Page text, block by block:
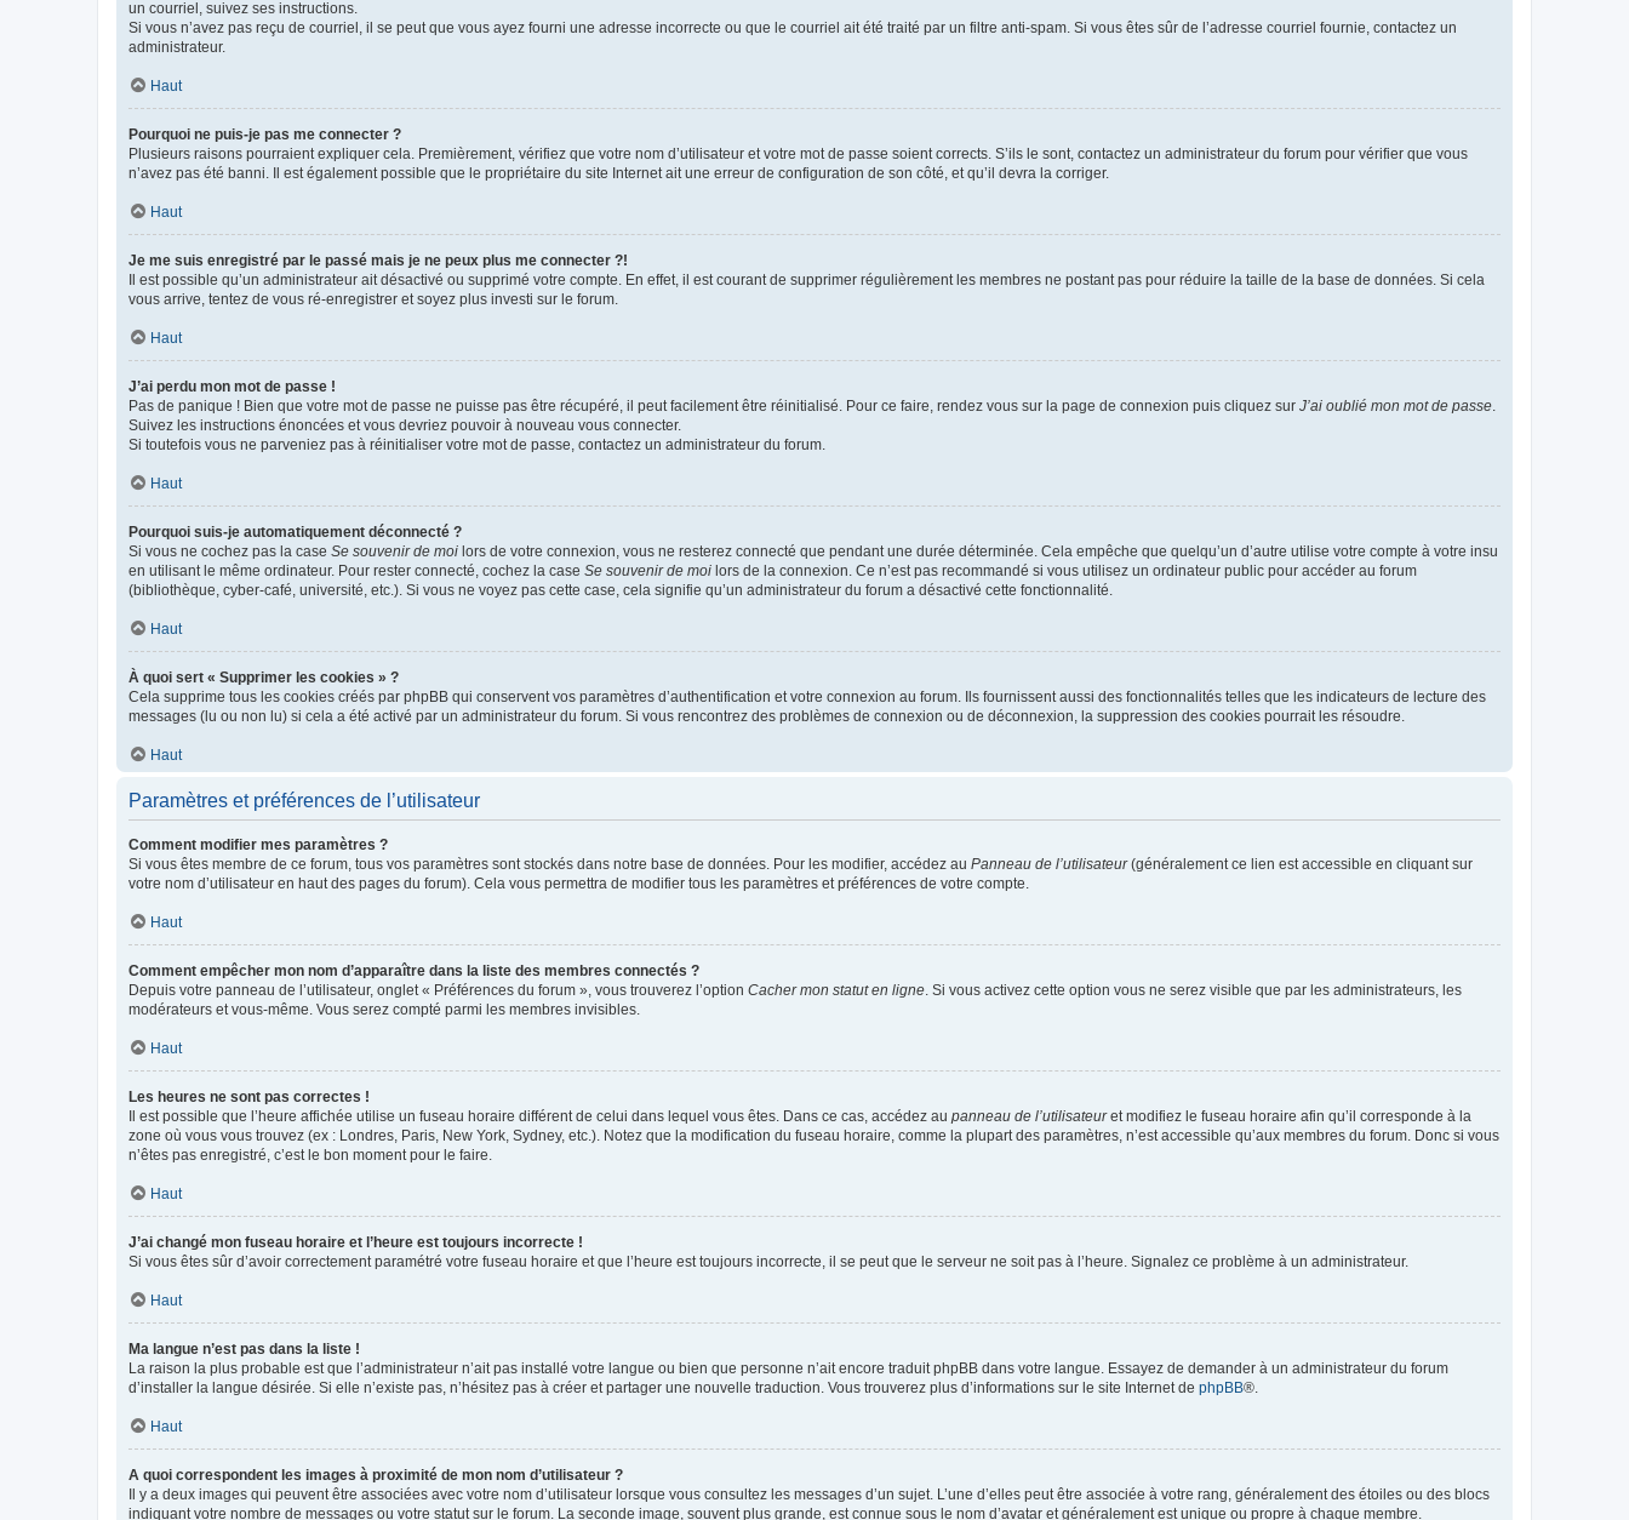
un courriel, suivez ses instructions.
Si vous n’avez pas reçu de courriel, il se peut que vous ayez fourni une adresse incorrecte ou que le courriel ait été traité par un filtre anti-spam. Si vous êtes sûr de l’adresse courriel fournie, contactez un
administrateur.
Haut
Pourquoi ne puis-je pas me connecter ?
Plusieurs raisons pourraient expliquer cela. Premièrement, vérifiez que votre nom d’utilisateur et votre mot de passe soient corrects. S’ils le sont, contactez un administrateur du forum pour vérifier que vous
n’avez pas été banni. Il est également possible que le propriétaire du site Internet ait une erreur de configuration de son côté, et qu’il devra la corriger.
Haut
Je me suis enregistré par le passé mais je ne peux plus me connecter ?!
Il est possible qu’un administrateur ait désactivé ou supprimé votre compte. En effet, il est courant de supprimer régulièrement les membres ne postant pas pour réduire la taille de la base de données. Si cela
vous arrive, tentez de vous ré-enregistrer et soyez plus investi sur le forum.
Haut
J’ai perdu mon mot de passe !
Pas de panique ! Bien que votre mot de passe ne puisse pas être récupéré, il peut facilement être réinitialisé. Pour ce faire, rendez vous sur la page de connexion puis cliquez sur J’ai oublié mon mot de passe.
Suivez les instructions énoncées et vous devriez pouvoir à nouveau vous connecter.
Si toutefois vous ne parveniez pas à réinitialiser votre mot de passe, contactez un administrateur du forum.
Haut
Pourquoi suis-je automatiquement déconnecté ?
Si vous ne cochez pas la case Se souvenir de moi lors de votre connexion, vous ne resterez connecté que pendant une durée déterminée. Cela empêche que quelqu’un d’autre utilise votre compte à votre insu
en utilisant le même ordinateur. Pour rester connecté, cochez la case Se souvenir de moi lors de la connexion. Ce n’est pas recommandé si vous utilisez un ordinateur public pour accéder au forum
(bibliothèque, cyber-café, université, etc.). Si vous ne voyez pas cette case, cela signifie qu’un administrateur du forum a désactivé cette fonctionnalité.
Haut
À quoi sert « Supprimer les cookies » ?
Cela supprime tous les cookies créés par phpBB qui conservent vos paramètres d’authentification et votre connexion au forum. Ils fournissent aussi des fonctionnalités telles que les indicateurs de lecture des
messages (lu ou non lu) si cela a été activé par un administrateur du forum. Si vous rencontrez des problèmes de connexion ou de déconnexion, la suppression des cookies pourrait les résoudre.
Haut
Paramètres et préférences de l’utilisateur
Comment modifier mes paramètres ?
Si vous êtes membre de ce forum, tous vos paramètres sont stockés dans notre base de données. Pour les modifier, accédez au Panneau de l’utilisateur(généralement ce lien est accessible en cliquant sur
votre nom d’utilisateur en haut des pages du forum). Cela vous permettra de modifier tous les paramètres et préférences de votre compte.
Haut
Comment empêcher mon nom d’apparaître dans la liste des membres connectés ?
Depuis votre panneau de l’utilisateur, onglet « Préférences du forum », vous trouverez l’option Cacher mon statut en ligne. Si vous activez cette option vous ne serez visible que par les administrateurs, les
modérateurs et vous-même. Vous serez compté parmi les membres invisibles.
Haut
Les heures ne sont pas correctes !
Il est possible que l’heure affichée utilise un fuseau horaire différent de celui dans lequel vous êtes. Dans ce cas, accédez au panneau de l’utilisateuret modifiez le fuseau horaire afin qu’il corresponde à la
zone où vous vous trouvez (ex : Londres, Paris, New York, Sydney, etc.). Notez que la modification du fuseau horaire, comme la plupart des paramètres, n’est accessible qu’aux membres du forum. Donc si vous
n’êtes pas enregistré, c’est le bon moment pour le faire.
Haut
J’ai changé mon fuseau horaire et l’heure est toujours incorrecte !
Si vous êtes sûr d’avoir correctement paramétré votre fuseau horaire et que l’heure est toujours incorrecte, il se peut que le serveur ne soit pas à l’heure. Signalez ce problème à un administrateur.
Haut
Ma langue n’est pas dans la liste !
La raison la plus probable est que l’administrateur n’ait pas installé votre langue ou bien que personne n’ait encore traduit phpBB dans votre langue. Essayez de demander à un administrateur du forum
d’installer la langue désirée. Si elle n’existe pas, n’hésitez pas à créer et partager une nouvelle traduction. Vous trouverez plus d’informations sur le site Internet de phpBB®.
Haut
A quoi correspondent les images à proximité de mon nom d’utilisateur ?
Il y a deux images qui peuvent être associées avec votre nom d’utilisateur lorsque vous consultez les messages d’un sujet. L’une d’elles peut être associée à votre rang, généralement des étoiles ou des blocs
indiquant votre nombre de messages ou votre statut sur le forum. La seconde image, souvent plus grande, est connue sous le nom d’avatar et généralement est unique ou propre à chaque membre.